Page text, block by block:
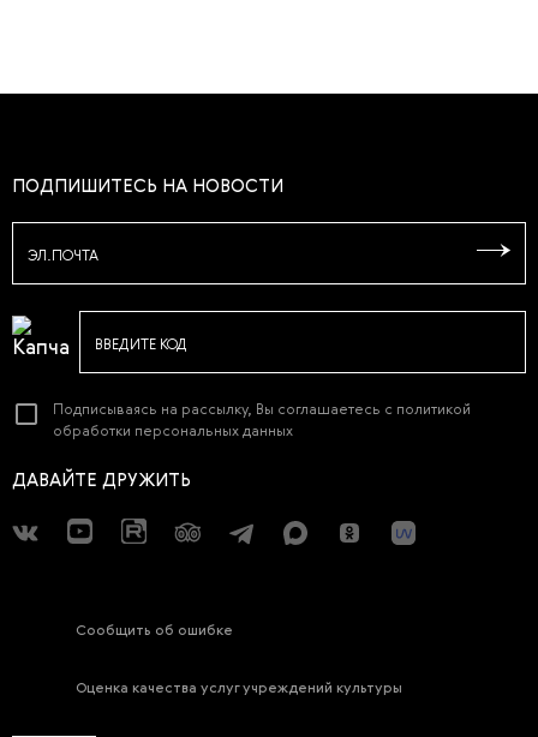
ПОДПИШИТЕСЬ НА НОВОСТИ
ЭЛ.ПОЧТА
ВВЕДИТЕ КОД
Подписываясь на рассылку, Вы соглашаетесь с политикой
обработки персональных данных
ДАВАЙТЕ ДРУЖИТЬ
Сообщить об ошибке
Оценка качества услуг учреждений культуры